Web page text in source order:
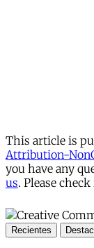
This article is
Attribution-
you have any
us. Please
Recientes